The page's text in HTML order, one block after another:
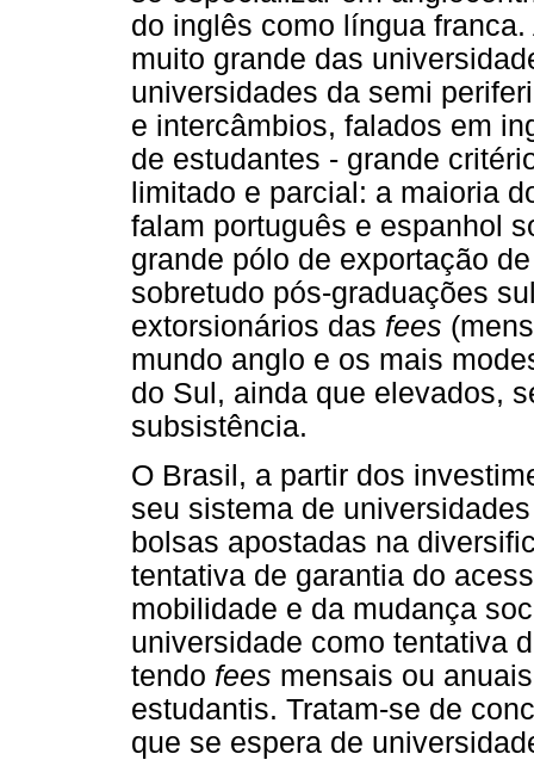
do inglês como língua
muito grande das
universidades da semi
e intercâmbios, falados em
de estudantes - grande
limitado e parcial: a maioria
falam português e espanhol
grande pólo de exportação
sobretudo pós-graduações
extorsionários das fees
mundo anglo e os mais
do Sul, ainda que elevados,
subsistência.
O Brasil, a partir dos
seu sistema de
bolsas apostadas na
tentativa de garantia do
mobilidade e da mudança
universidade como tentativa
tendo fees mensais ou
estudantis. Tratam-se de
que se espera de